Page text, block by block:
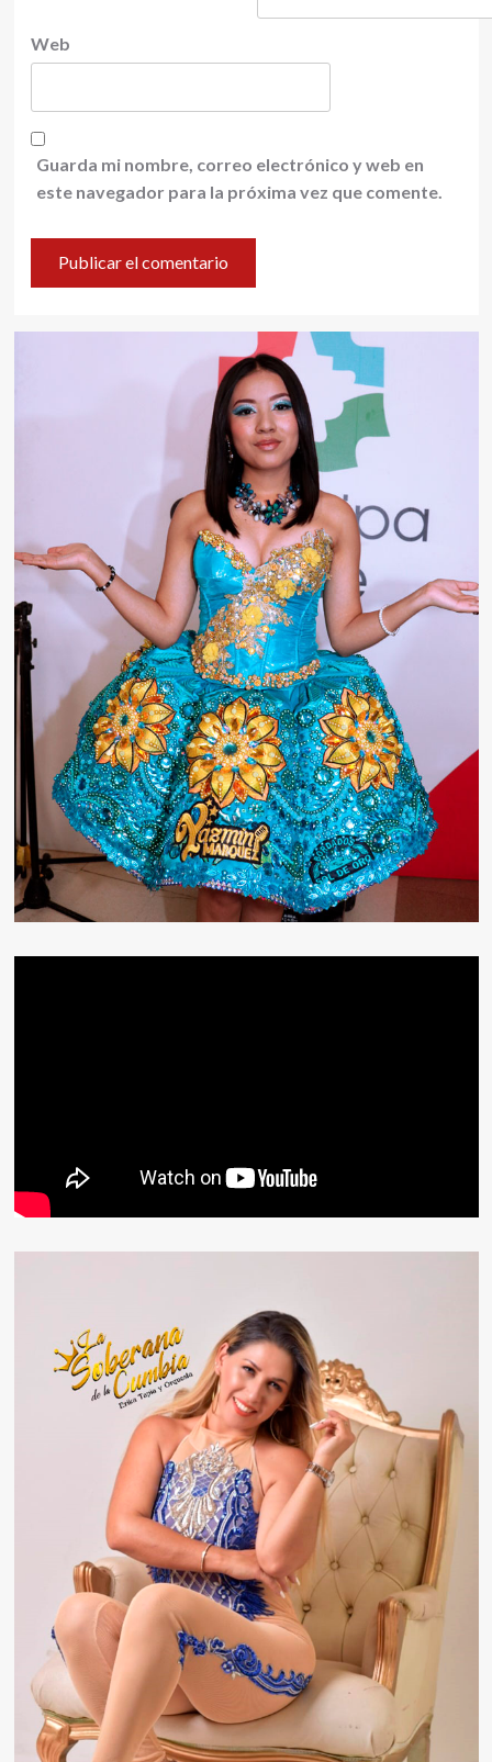
Web
Guarda mi nombre, correo electrónico y web en
este navegador para la próxima vez que comente.